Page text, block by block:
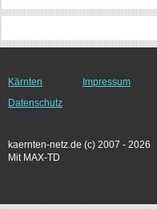
Kärnten Impressum
Datenschutz
kaernten-netz.de (c) 2007 - 2026
Mit MAX-TD